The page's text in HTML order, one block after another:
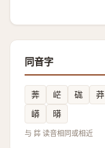
同音字
莾 㟐 硥 莽
㟿
㬒
与 茻 读音相同或相近